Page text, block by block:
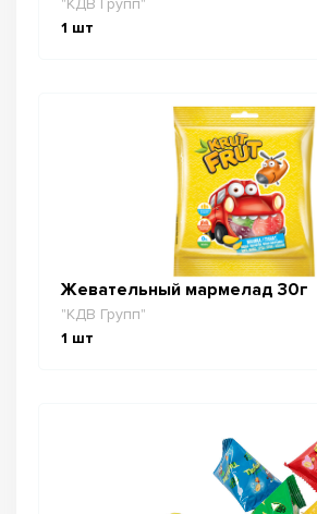
1 шт
Жевательный мармелад 30г
"КДВ Групп"
1 шт